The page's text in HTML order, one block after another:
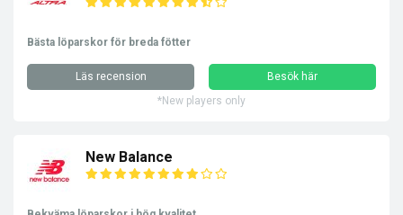
Bästa löparskor för breda fötter
Läs recension
Besök här
*New players only
New Balance